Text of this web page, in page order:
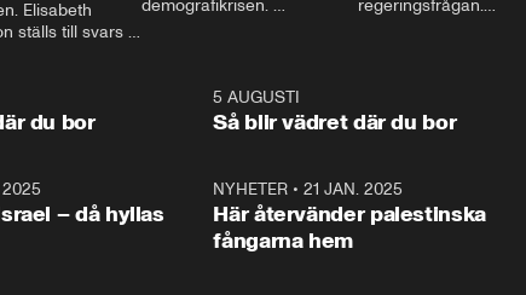
Elisabeth
ställs till svars
demografikrisen.
och Makten.
regeringsfrågan.
– Vi ställer upp i val.
vara med så sitter vi
1:06
du bor
5 AUGUSTI
Så blir vädret där du bor
2025
– då hyllas
NYHETER •21 JAN. 2025
Här återvänder palestinska
fångarna hem